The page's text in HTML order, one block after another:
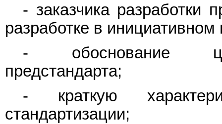
- заказчика разработки
разработке в инициативном
- обоснование
предстандарта;
- краткую
стандартизации;